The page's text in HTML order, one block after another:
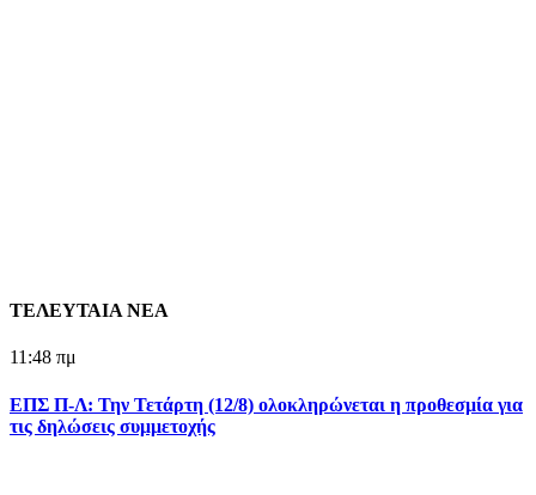
ΤΕΛΕΥΤΑΙΑ ΝΕΑ
11:48 πμ
ΕΠΣ Π-Λ: Την Τετάρτη (12/8) ολοκληρώνεται η προθεσμία για
τις δηλώσεις συμμετοχής